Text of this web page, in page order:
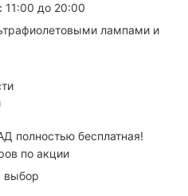
11:00 до 20:00
лампами и
полностью бесплатная!
по акции
выбор